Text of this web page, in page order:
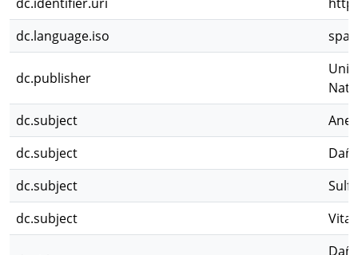
dc.language.iso
spa
dc.publisher
dc.subject
dc.subject
dc.subject
dc.subject